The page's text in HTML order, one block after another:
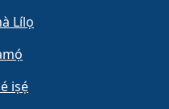
Lílọ
iṣẹ́